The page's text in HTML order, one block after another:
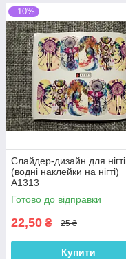
–10%
Слайдер-дизайн для
(водні наклейки на нігті)
A1313
Готово до відправки
22,50 ₴ 25 ₴
Купити